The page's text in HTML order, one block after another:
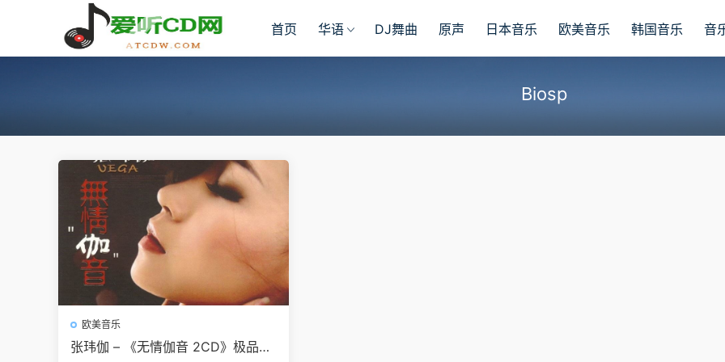
首页 华语 DJ舞曲 原声 日本音乐 欧美音乐 韩国音乐 音
Biosp
欧美音乐
张玮伽 – 《无情伽音 2CD》极品发